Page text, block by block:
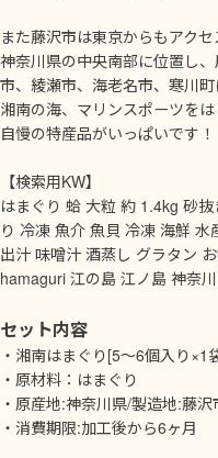
また藤沢市は東京からもアクセ
神奈川県の中央南部に位置し
市、綾瀬市、海老名市、寒川町
湘南の海、マリンスポーツを
自慢の特産品がいっぱいです！
【検索用KW】
はまぐり 蛤 大粒 約 1.4kg 砂
り 冷凍 魚介 魚貝 冷凍 海鮮
出汁 味噌汁 酒蒸し グラタン
hamaguri 江の島 江ノ島 神奈
セット内容
・湘南はまぐり[5～6個入り×1
・原材料：はまぐり
・原産地:神奈川県/製造地:藤沢
・消費期限:加工後から6ヶ月